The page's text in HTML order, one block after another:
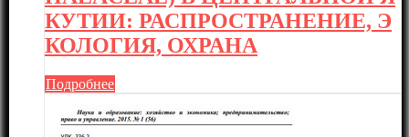
КУТИИ: РАСПРОСТРАНЕНИЕ, Э
КОЛОГИЯ, ОХРАНА
Подробнее